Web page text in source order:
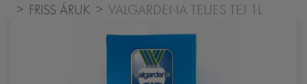
FRISS ÁRUK
VALGARDENA TELJES TEJ 1L